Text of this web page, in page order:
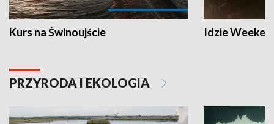
Kurs na Świnoujście Idzie
PRZYRODA I EKOLOGIA